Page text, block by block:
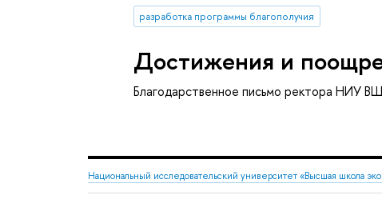
разработка программы благополучия
Достижения и
Благодарственное письмо ректора НИУ
Национальный исследовательский университет «Высшая школа